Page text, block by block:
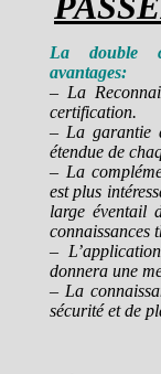
La double
avantages:
– La
certification.
– La garantie
étendue de
– La
est plus
large éventail
connaissances
–
donnera une
– La
sécurité et de